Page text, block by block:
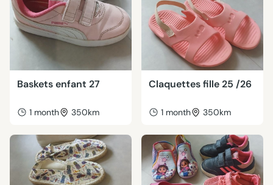
Baskets enfant 27
1 month 350km
Claquettes fille 25 /26
1 month 350km